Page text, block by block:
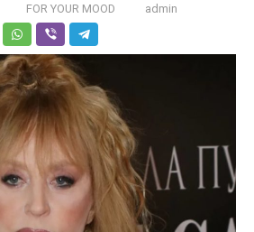
FOR YOUR MOOD admin